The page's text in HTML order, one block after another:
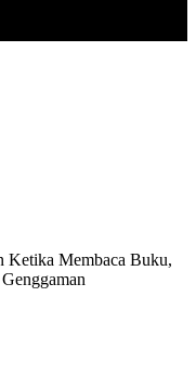
Ketika Membaca Buku,